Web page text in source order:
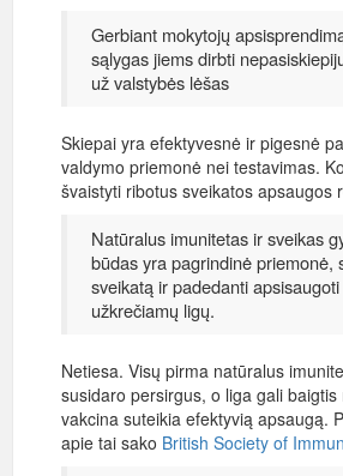
Gerbiant mokytojų
sąlygas jiems dirbti
už valstybės lėšas
Skiepai yra efektyvesnė ir pigesnė
valdymo priemonė nei testavimas.
švaistyti ribotus sveikatos apsaugos
Natūralus imunitetas ir sveikas
būdas yra pagrindinė priemonė,
sveikatą ir padedanti
užkrečiamų ligų.
Netiesa. Visų pirma natūralus
susidaro persirgus, o liga gali
vakcina suteikia efektyvią apsaugą.
apie tai sako British Society of